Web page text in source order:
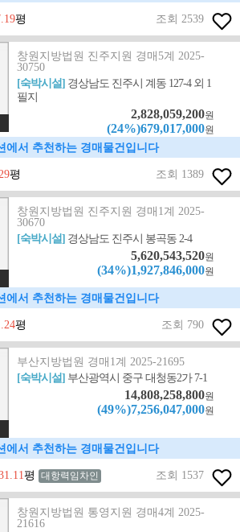
평 조회 2539
창원지방법원 진주지원 경매5계 2025-
30750
[숙박시설] 경상남도 진주시 계동 127-4 외 1
필지
2,828,059,200원
(24%)679,017,000원
에서 추천하는 경매물건입니다
평 조회 1389
창원지방법원 진주지원 경매1계 2025-
30670
[숙박시설] 경상남도 진주시 봉곡동 2-4
5,620,543,520원
(34%)1,927,846,000원
에서 추천하는 경매물건입니다
평 조회 790
부산지방법원 경매1계 2025-21695
[숙박시설] 부산광역시 중구 대청동2가 7-1
14,808,258,800원
(49%)7,256,047,000원
에서 추천하는 경매물건입니다
평 대항력임차인 조회 1537
창원지방법원 통영지원 경매4계 2025-
21616